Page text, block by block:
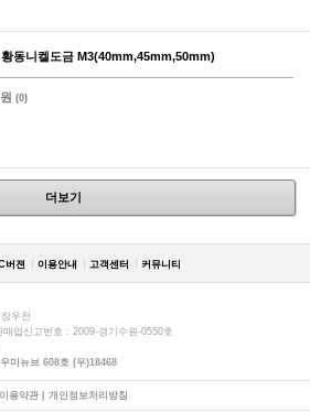
동니켈도금 M3(40mm,45mm,50mm)
(0)
더보기
버젼 이용안내 고객센터 커뮤니티
우천
업신고번호 : 2009-경기수원-0550호
미뉴브 608호 (우)18468
이용약관| 개인정보처리방침